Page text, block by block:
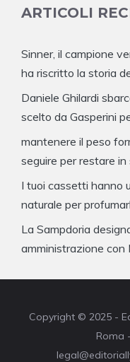
ARTICOLI
Sinner, il campione
ha riscritto la storia
Daniele Ghilardi
scelto da Gasperini
mantenere il peso
seguire per restare
I tuoi cassetti hanno
naturale per
La Sampdoria
amministrazione
Copyright © 2025 -
Roma